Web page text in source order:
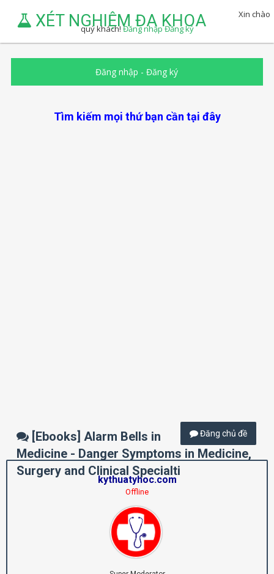
XÉT NGHIỆM ĐA KHOA
Xin chào
quý khách!Đăng nhậpĐăng ký
Đăng nhập -Đăng ký
Tìm kiếm mọi thứ bạn cần tại đây
Đăng chủ đề
[Ebooks] Alarm Bells in
Medicine - Danger Symptoms in Medicine,
Surgery and Clinical Specialti
kythuatyhoc.com
Offline